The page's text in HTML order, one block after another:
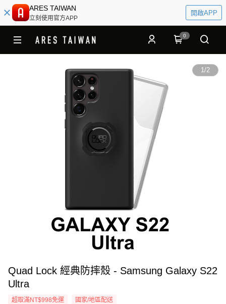
ARES TAIWAN
立刻使用官方APP
開啟APP
0
1/2
Quad Lock 經典防摔殼 - Samsung Galaxy S22
Ultra
超取滿NT$998免運 國家/地區配送